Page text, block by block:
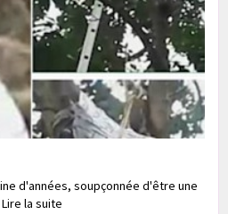
d'années, soupçonnée d'être une
la suite